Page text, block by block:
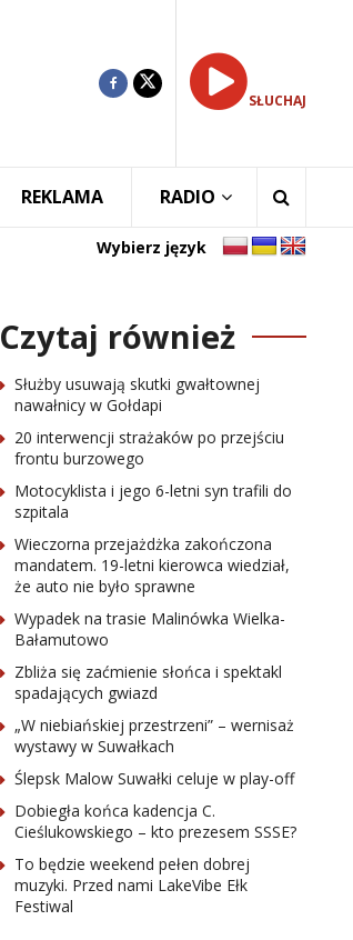
SŁUCHAJ
REKLAMA RADIO
Wybierz język
Czytaj również
Służby usuwają skutki gwałtownej
nawałnicy w Gołdapi
20 interwencji strażaków po przejściu
frontu burzowego
Motocyklista i jego 6-letni syn trafili do
szpitala
Wieczorna przejażdżka zakończona
mandatem. 19-letni kierowca wiedział,
że auto nie było sprawne
Wypadek na trasie Malinówka Wielka-
Bałamutowo
Zbliża się zaćmienie słońca i spektakl
spadających gwiazd
„W niebiańskiej przestrzeni” – wernisaż
wystawy w Suwałkach
Ślepsk Malow Suwałki celuje w play-off
Dobiegła końca kadencja C.
Cieślukowskiego – kto prezesem SSSE?
To będzie weekend pełen dobrej
muzyki. Przed nami LakeVibe Ełk
Festiwal